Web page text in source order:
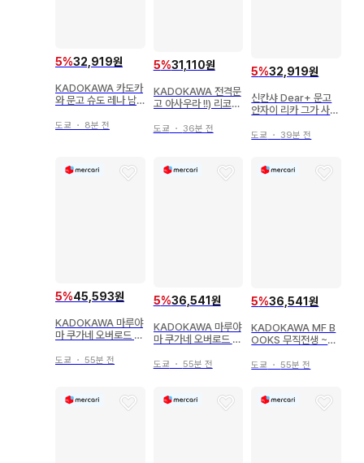
5%32,919원
KADOKAWA 카도카
와 문고 슈도 레나 남
다
도쿄 ・ 8분 전
5%31,110원
KADOKAWA 전격문
고 아사우라 !!) 리코리
days 1
도쿄 ・ 36분 전
5%32,919원
신칸샤 Dear+ 문고
안자이 리카 그가 사랑
도쿄 ・ 39분 전
5%45,593원
KADOKAWA 마루야
마 쿠가네 오버로드 산
부속 특장판 11
도쿄 ・ 55분 전
5%36,541원
KADOKAWA 마루야
마 쿠가네 오버로드 멸
도쿄 ・ 55분 전
5%36,541원
KADOKAWA MF B
OOKS 무직전생 ~이
거야~ 13
도쿄 ・55분 전